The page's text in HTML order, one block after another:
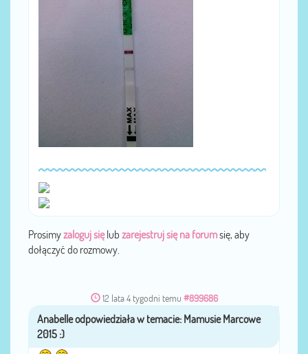
Prosimyzaloguj sięlub zarejestruj się na forumsię, aby
dołączyć do rozmowy.
12 lata 4 tygodni temu #899686
przezAnabelle